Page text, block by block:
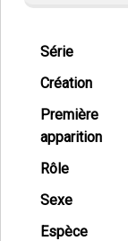
Série
Création
Première
apparition
Rôle
Sexe
Espèce